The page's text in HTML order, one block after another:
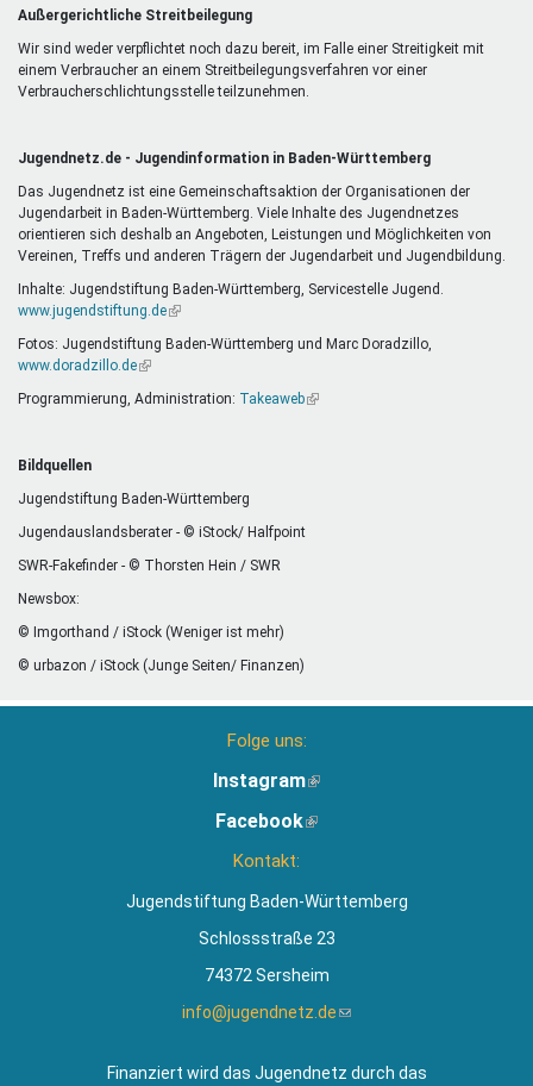
Außergerichtliche Streitbeilegung
Wir sind weder verpflichtet noch dazu bereit, im Falle einer Streitigkeit mit
einem Verbraucher an einem Streitbeilegungsverfahren vor einer
Verbraucherschlichtungsstelle teilzunehmen.
Jugendnetz.de - Jugendinformation in Baden-Württemberg
Das Jugendnetz ist eine Gemeinschaftsaktion der Organisationen der
Jugendarbeit in Baden-Württemberg. Viele Inhalte des Jugendnetzes
orientieren sich deshalb an Angeboten, Leistungen und Möglichkeiten von
Vereinen, Treffs und anderen Trägern der Jugendarbeit und Jugendbildung.
Inhalte: Jugendstiftung Baden-Württemberg, Servicestelle Jugend.
www.jugendstiftung.de(Link
extern)
Fotos: Jugendstiftung Baden-Württemberg und Marc Doradzillo,
www.doradzillo.de(Link
extern)
Programmierung, Administration: Takeaweb(Link
Bildquellen
Jugendstiftung Baden-Württemberg
Jugendauslandsberater - © iStock/ Halfpoint
SWR-Fakefinder - © Thorsten Hein / SWR
Newsbox:
© Imgorthand / iStock (Weniger ist mehr)
© urbazon / iStock (Junge Seiten/ Finanzen)
Folge uns:
Instagram(Link
extern)
Facebook(Link
Kontakt:
Jugendstiftung Baden-Württemberg
Schlossstraße 23
74372 Sersheim
info@jugendnetz.de(Link
Finanziert wird das Jugendnetz durch das